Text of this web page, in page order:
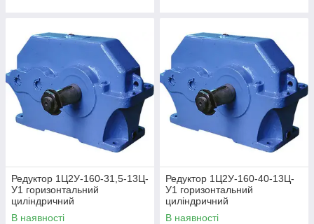
Редуктор 1Ц2У-160-31,5-13Ц-
У1 горизонтальний
циліндричний
двоступінчастий
В наявності
Редуктор 1Ц2У-160-40-13Ц-
У1 горизонтальний
циліндричний
двоступінчастий
В наявності